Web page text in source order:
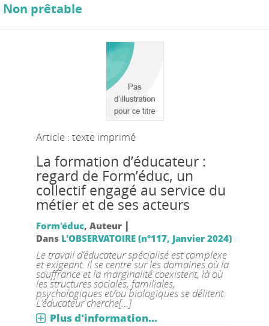
Non prêtable
Article : texte imprimé
La formation d’éducateur :
regard de Form’éduc, un
collectif engagé au service du
métier et de ses acteurs
Form'éduc, Auteur |
Dans L'OBSERVATOIRE (n°117, Janvier 2024)
Le travail d’éducateur spécialisé est complexe
et exigeant. Il se centre sur les domaines où la
souffrance et la marginalité coexistent, là où
les structures sociales, familiales,
psychologiques et/ou biologiques se délitent.
L’éducateur cherche[...]
Plus d'information...